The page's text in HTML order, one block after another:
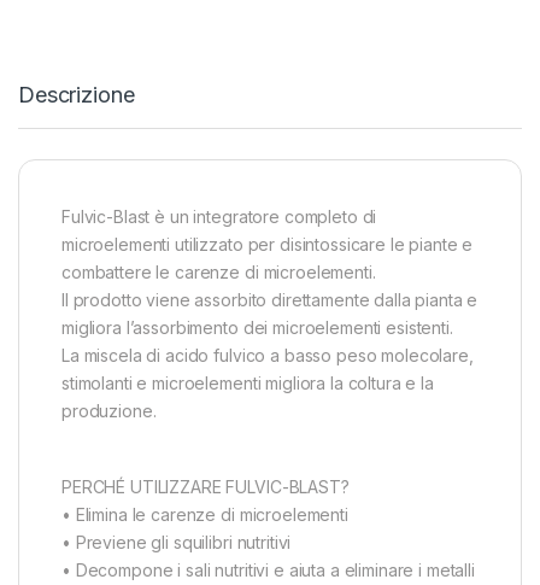
Descrizione
Fulvic-Blast è un integratore completo di
microelementi utilizzato per disintossicare le piante e
combattere le carenze di microelementi.
Il prodotto viene assorbito direttamente dalla pianta e
migliora l’assorbimento dei microelementi esistenti.
La miscela di acido fulvico a basso peso molecolare,
stimolanti e microelementi migliora la coltura e la
produzione.
PERCHÉ UTILIZZARE FULVIC-BLAST?
• Elimina le carenze di microelementi
• Previene gli squilibri nutritivi
• Decompone i sali nutritivi e aiuta a eliminare i metalli